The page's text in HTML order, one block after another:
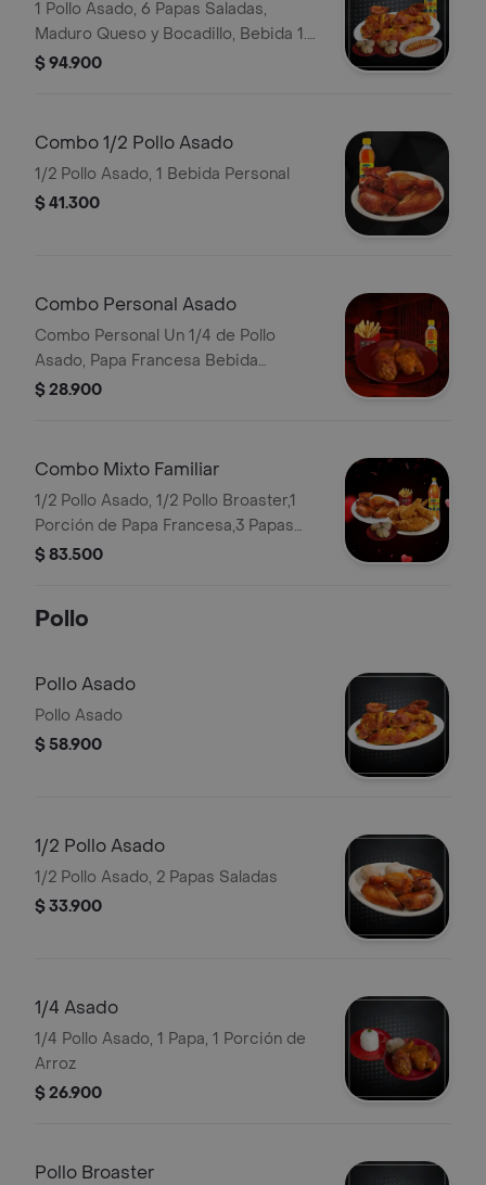
1 Pollo Asado, 6 Papas Saladas,
Maduro Queso y Bocadillo, Bebida 1.5
Postobón
$ 94.900
Combo 1/2 Pollo Asado
1/2 Pollo Asado, 1 Bebida Personal
$ 41.300
Combo Personal Asado
Combo Personal Un 1/4 de Pollo
Asado, Papa Francesa Bebida
Personal
$ 28.900
Combo Mixto Familiar
1/2 Pollo Asado, 1/2 Pollo Broaster,1
Porción de Papa Francesa,3 Papas
Saladas Bebida 1.5 Postobón
$ 83.500
Pollo
Pollo Asado
Pollo Asado
$ 58.900
1/2 Pollo Asado
1/2 Pollo Asado, 2 Papas Saladas
$ 33.900
1/4 Asado
1/4 Pollo Asado, 1 Papa, 1 Porción de
Arroz
$ 26.900
Pollo Broaster